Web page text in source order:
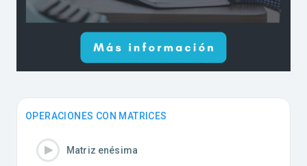
OPERACIONES CON MATRICES
Matriz enésima